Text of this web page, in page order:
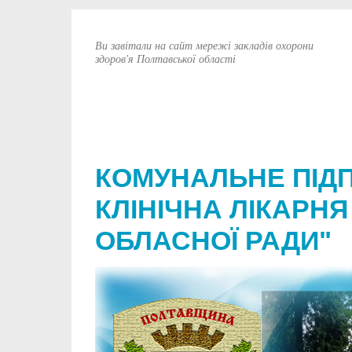
КОМУНАЛЬНЕ
КЛІНІЧНА
ОБЛАСНОЇ РАДИ"
Ви завітали на сайт мережі закладів охорони
здоров'я Полтавської області